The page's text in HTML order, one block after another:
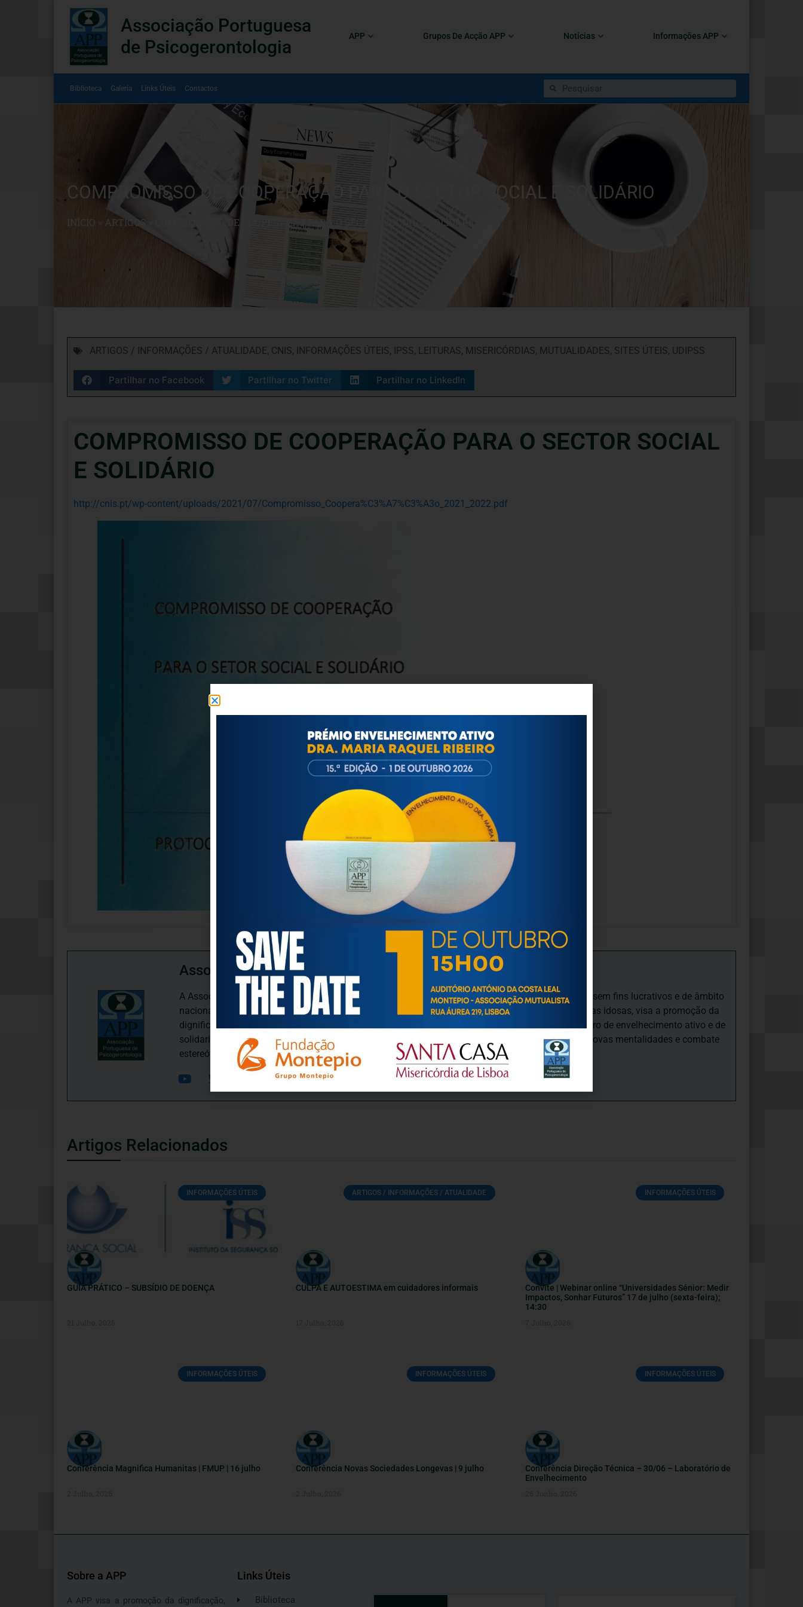
Associação Portuguesa
de Psicogerontologia
APP Grupos De Acção APP Notícias Informações APP
Biblioteca Galeria Links Úteis Contactos
COMPROMISSO DE COOPERAÇÃO PARA O SECTOR SOCIAL E SOLIDÁRIO
INÍCIO » ARTIGOS COMPROMISSO DE COOPERAÇÃO PARA O SECTOR SOCIAL E SOLIDÁRIO
ARTIGOS / INFORMAÇÕES / ATUALIDADE, CNIS, INFORMAÇÕES ÚTEIS, IPSS, LEITURAS, MISERICÓRDIAS, MUTUALIDADES, SITES ÚTEIS, UDIPSS
Partilhar no Facebook Partilhar no Twitter Partilhar no LinkedIn
COMPROMISSO DE COOPERAÇÃO PARA O SECTOR SOCIAL
E SOLIDÁRIO
http://cnis.pt/wp-content/uploads/2021/07/Compromisso_Coopera%C3%A7%C3%A3o_2021_2022.pdf
Associação Portuguesa de Psicogerontologia
A Associação Portuguesa de Psicogerontologia-APP, Instituição Particular de Solidariedade Social sem fins lucrativos e de âmbito
nacional, dedica-se às questões biopsicológicas e sociais inerentes ao envelhecimento e às pessoas idosas, visa a promoção da
dignificação, respeito, saúde, autonomia, participação e segurança das pessoas idosas, num quadro de envelhecimento ativo e de
solidariedade intergeracional, e de uma sociedade mais inclusiva para todas as idades, promove novas mentalidades e combate
estereótipos negativos relativamente à idade e ao envelhecimento.
Artigos Relacionados
INFORMAÇÕES ÚTEIS
GUIA PRÁTICO – SUBSÍDIO DE DOENÇA
ARTIGOS / INFORMAÇÕES / ATUALIDADE
CULPA E AUTOESTIMA em cuidadores informais
INFORMAÇÕES ÚTEIS
Convite | Webinar online “Universidades Sénior: Medir
Impactos, Sonhar Futuros” 17 de julho (sexta-feira);
14:30
INFORMAÇÕES ÚTEIS
Conferência Magnifica Humanitas | FMUP | 16 julho
INFORMAÇÕES ÚTEIS
Conferência Novas Sociedades Longevas | 9 julho
INFORMAÇÕES ÚTEIS
Conferência Direção Técnica – 30/06 – Laboratório de
Envelhecimento
Sobre a APP
A APP visa a promoção da dignificação,
Links Úteis
Biblioteca